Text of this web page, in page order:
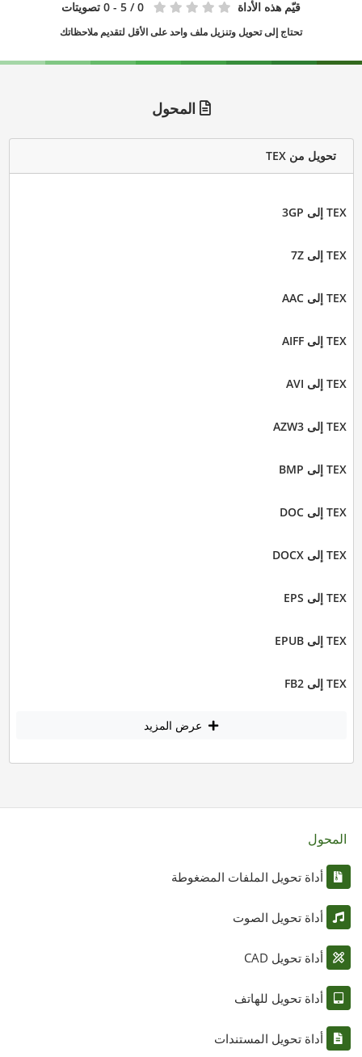
قيّم هذه الأداة 0 / 5 - 0 تصويتات
تحتاج إلى تحويل وتنزيل ملف واحد على الأقل لتقديم ملاحظاتك
المحول
تحويل من TEX
TEX إلى 3GP
TEX إلى 7Z
TEX إلى AAC
TEX إلى AIFF
TEX إلى AVI
TEX إلى AZW3
TEX إلى BMP
TEX إلى DOC
TEX إلى DOCX
TEX إلى EPS
TEX إلى EPUB
TEX إلى FB2
عرض المزيد
المحول
أداة تحويل الملفات المضغوطة
أداة تحويل الصوت
أداة تحويل CAD
أداة تحويل للهاتف
أداة تحويل المستندات